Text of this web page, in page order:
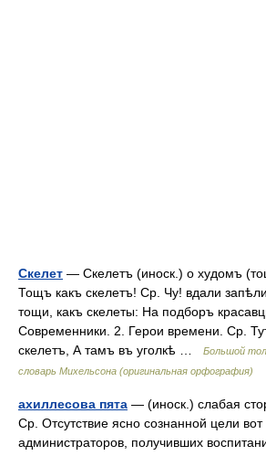
Скелет — Скелетъ (иноск.) о худомъ
Тощъ какъ скелетъ! Ср. Чу! вдали
тощи, какъ скелеты: На подборъ
Современники. 2. Герои времени. Ср.
скелетъ, А тамъ въ уголкѣ …
Большой
словарь Михельсона (оригинальная орфография)
ахиллесова пята — (иноск.) слабая
Ср. Отсутствие ясно сознанной цели
администраторов, получивших